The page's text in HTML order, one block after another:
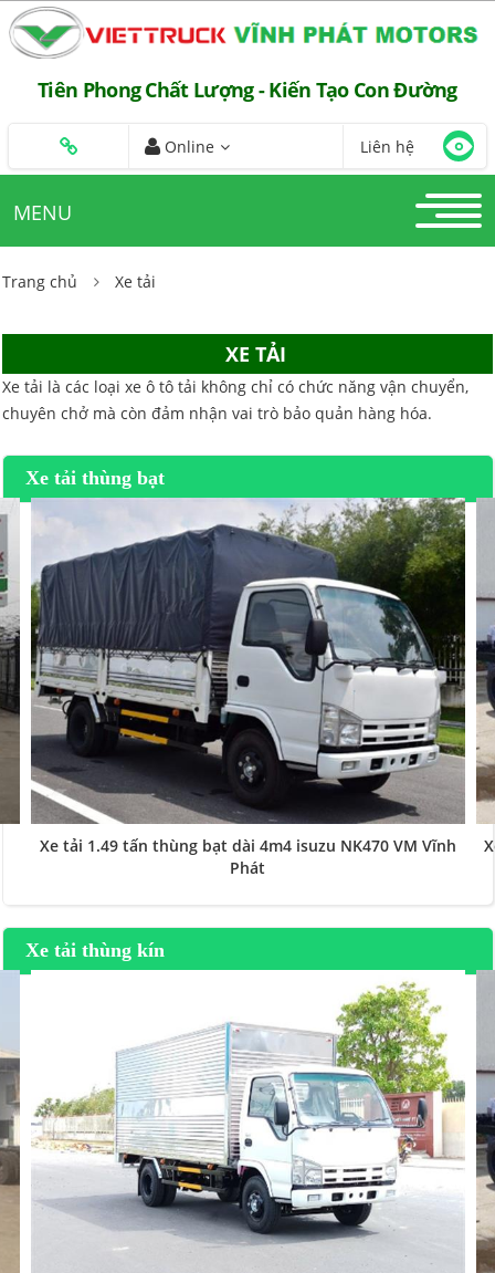
Tiên Phong Chất Lượng - Kiến Tạo Con Đường
Online Liên hệ
MENU
Trang chủ Xe tải
XE TẢI
Xe tải là các loại xe ô tô tải không chỉ có chức năng vận chuyển,
chuyên chở mà còn đảm nhận vai trò bảo quản hàng hóa.
Xe tải thùng bạt
Xe tải 1.49 tấn thùng bạt dài 4m4 isuzu NK470 VM Vĩnh
Phát
Xe tải thùng kín